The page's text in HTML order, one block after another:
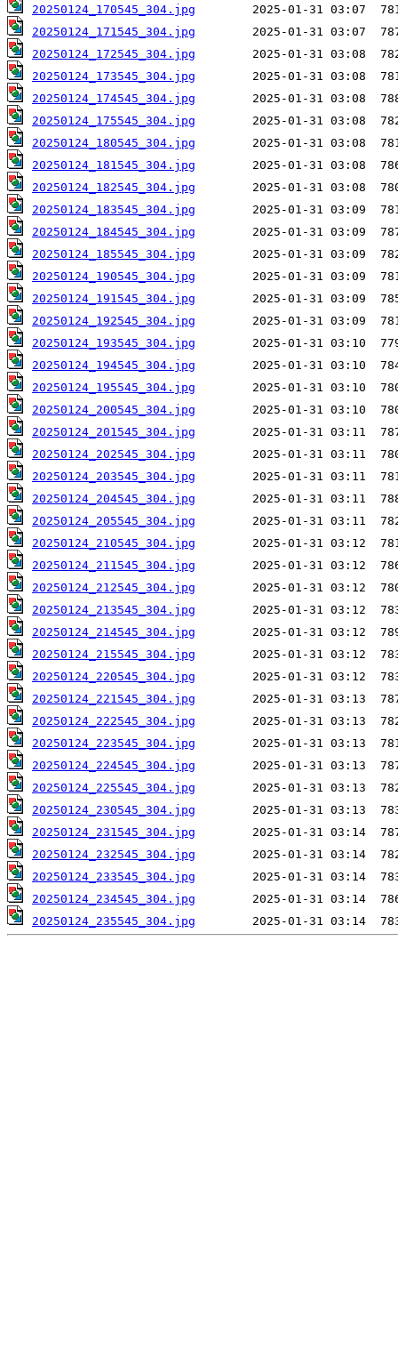
20250124_170545_304.jpg
20250124_171545_304.jpg
20250124_172545_304.jpg
20250124_173545_304.jpg
20250124_174545_304.jpg
20250124_175545_304.jpg
20250124_180545_304.jpg
20250124_181545_304.jpg
20250124_182545_304.jpg
20250124_183545_304.jpg
20250124_184545_304.jpg
20250124_185545_304.jpg
20250124_190545_304.jpg
20250124_191545_304.jpg
20250124_192545_304.jpg
20250124_193545_304.jpg
20250124_194545_304.jpg
20250124_195545_304.jpg
20250124_200545_304.jpg
20250124_201545_304.jpg
20250124_202545_304.jpg
20250124_203545_304.jpg
20250124_204545_304.jpg
20250124_205545_304.jpg
20250124_210545_304.jpg
20250124_211545_304.jpg
20250124_212545_304.jpg
20250124_213545_304.jpg
20250124_214545_304.jpg
20250124_215545_304.jpg
20250124_220545_304.jpg
20250124_221545_304.jpg
20250124_222545_304.jpg
20250124_223545_304.jpg
20250124_224545_304.jpg
20250124_225545_304.jpg
20250124_230545_304.jpg
20250124_231545_304.jpg
20250124_232545_304.jpg
20250124_233545_304.jpg
20250124_234545_304.jpg
20250124_235545_304.jpg